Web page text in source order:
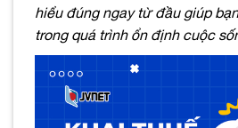
hiểu đúng ngay từ đầu giúp
trong quá trình ổn định cuộc